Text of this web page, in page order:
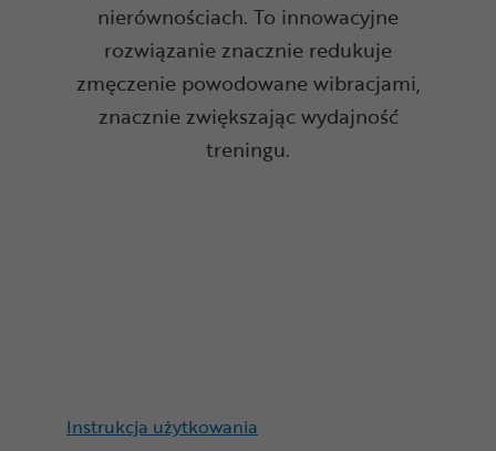
nierównościach. To innowacyjne
rozwiązanie znacznie redukuje
zmęczenie powodowane wibracjami,
znacznie zwiększając wydajność
treningu.
Instrukcja użytkowania